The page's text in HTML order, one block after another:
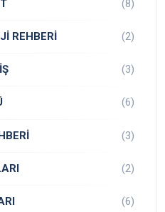
(8)
REHBERİ (2)
(3)
(6)
(3)
(2)
(6)